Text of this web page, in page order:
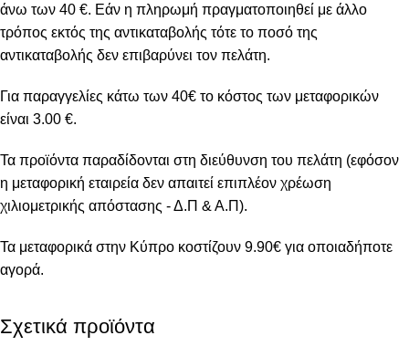
άνω των 40 €. Εάν η πληρωμή πραγματοποιηθεί με άλλο
τρόπος εκτός της αντικαταβολής τότε το ποσό της
αντικαταβολής δεν επιβαρύνει τον πελάτη.
Για παραγγελίες κάτω των 40€ το κόστος των μεταφορικών
είναι 3.00 €.
Τα προϊόντα παραδίδονται στη διεύθυνση του πελάτη (εφόσον
η μεταφορική εταιρεία δεν απαιτεί επιπλέον χρέωση
χιλιομετρικής απόστασης - Δ.Π & Α.Π).
Τα μεταφορικά στην Κύπρο κοστίζουν 9.90€ για οποιαδήποτε
αγορά.
Σχετικά προϊόντα